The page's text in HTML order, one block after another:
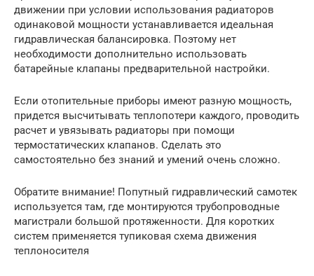
движении при условии использования радиаторов
одинаковой мощности устанавливается идеальная
гидравлическая балансировка. Поэтому нет
необходимости дополнительно использовать
батарейные клапаны предварительной настройки.
Если отопительные приборы имеют разную мощность,
придется высчитывать теплопотери каждого, проводить
расчет и увязывать радиаторы при помощи
термостатических клапанов. Сделать это
самостоятельно без знаний и умений очень сложно.
Обратите внимание! Попутный гидравлический самотек
используется там, где монтируются трубопроводные
магистрали большой протяженности. Для коротких
систем применяется тупиковая схема движения
теплоносителя